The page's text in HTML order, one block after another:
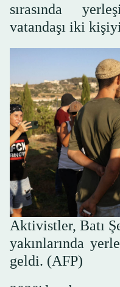
sırasında
vatandaşı iki
Aktivistler, Batı
yakınlarında
geldi. (AFP)